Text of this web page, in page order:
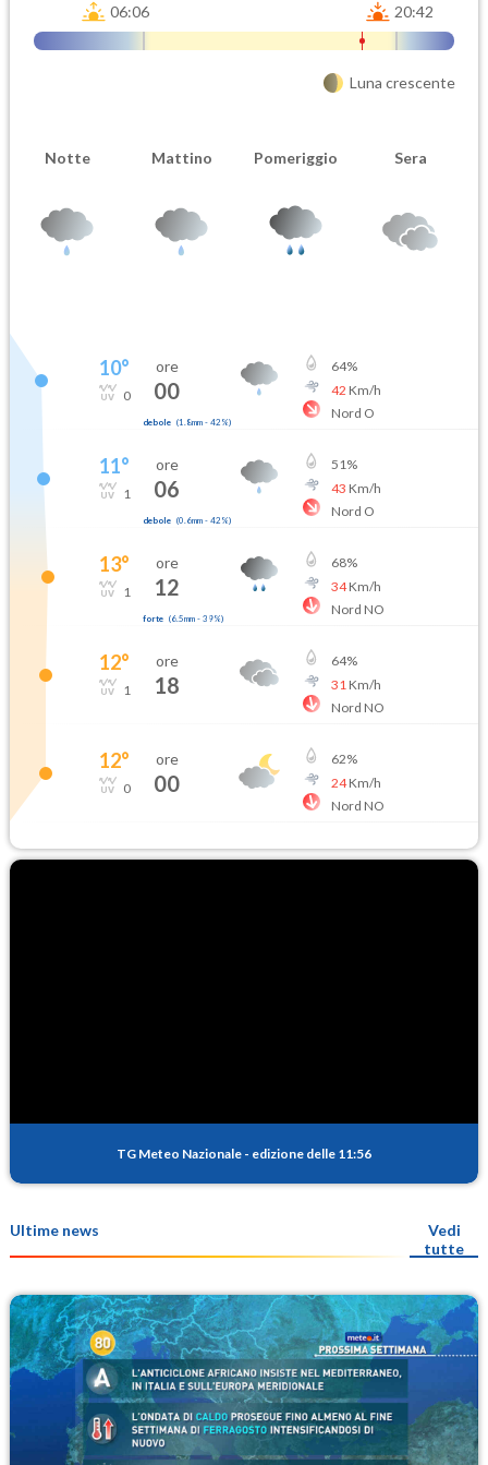
06:06 20:42
Luna crescente
Notte Mattino Pomeriggio Sera
10°
0
ore
00
debole (1.8mm- 42 %)
64%
42 Km/h
Nord O
11°
1
ore
06
debole (0.6mm- 42 %)
51%
43 Km/h
Nord O
13°
1
ore
12
forte (6.5mm- 39%)
68%
34Km/h
Nord NO
12°
1
ore
18
64%
31 Km/h
Nord NO
12°
0
ore
00
62%
24Km/h
Nord NO
TG Meteo Nazionale - edizione delle 11:56
Ultime news
Vedi
tutte